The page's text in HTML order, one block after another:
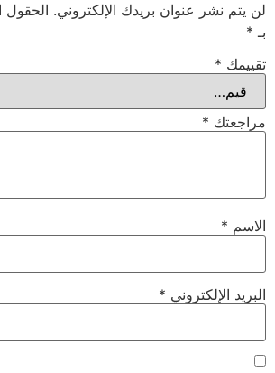
لن يتم نشر عنوان بريدك الإلكتروني. الحقول
بـ *
تقييمك *
مراجعتك *
الاسم *
البريد الإلكتروني *